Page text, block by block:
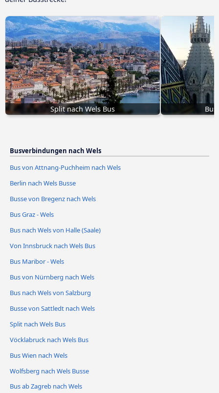
Split nach Wels Bus
Busverbindungen nach Wels
Bus von Attnang-Puchheim nach Wels
Berlin nach Wels Busse
Busse von Bregenz nach Wels
Bus Graz - Wels
Bus nach Wels von Halle (Saale)
Von Innsbruck nach Wels Bus
Bus Maribor - Wels
Bus von Nürnberg nach Wels
Bus nach Wels von Salzburg
Busse von Sattledt nach Wels
Split nach Wels Bus
Vöcklabruck nach Wels Bus
Bus Wien nach Wels
Wolfsberg nach Wels Busse
Bus ab Zagreb nach Wels